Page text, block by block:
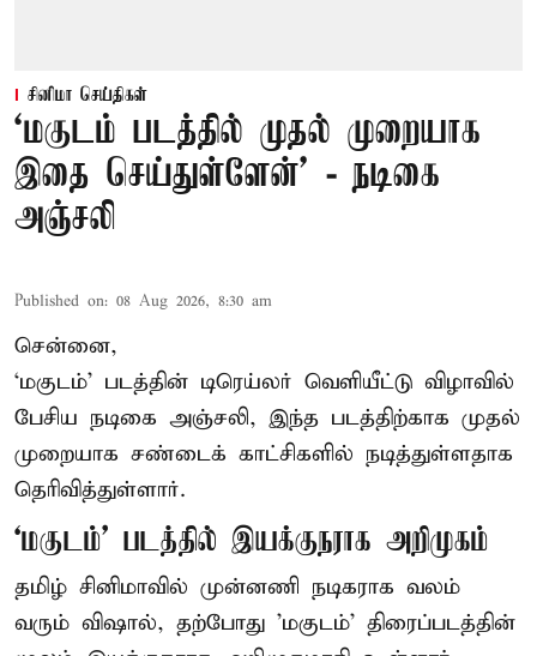
சினிமா செய்திகள்
‘மகுடம் படத்தில் முதல் முறையாக
இதை செய்துள்ளேன்’ - நடிகை
அஞ்சலி
Published on: 08 Aug 2026, 8:30 am
சென்னை,
‘மகுடம்’ படத்தின் டிரெய்லர் வெளியீட்டு விழாவில்
பேசிய நடிகை அஞ்சலி, இந்த படத்திற்காக முதல்
முறையாக சண்டைக் காட்சிகளில் நடித்துள்ளதாக
தெரிவித்துள்ளார்.
‘மகுடம்’ படத்தில் இயக்குநராக அறிமுகம்
தமிழ் சினிமாவில் முன்னணி நடிகராக வலம்
வரும் விஷால், தற்போது 'மகுடம்' திரைப்படத்தின்